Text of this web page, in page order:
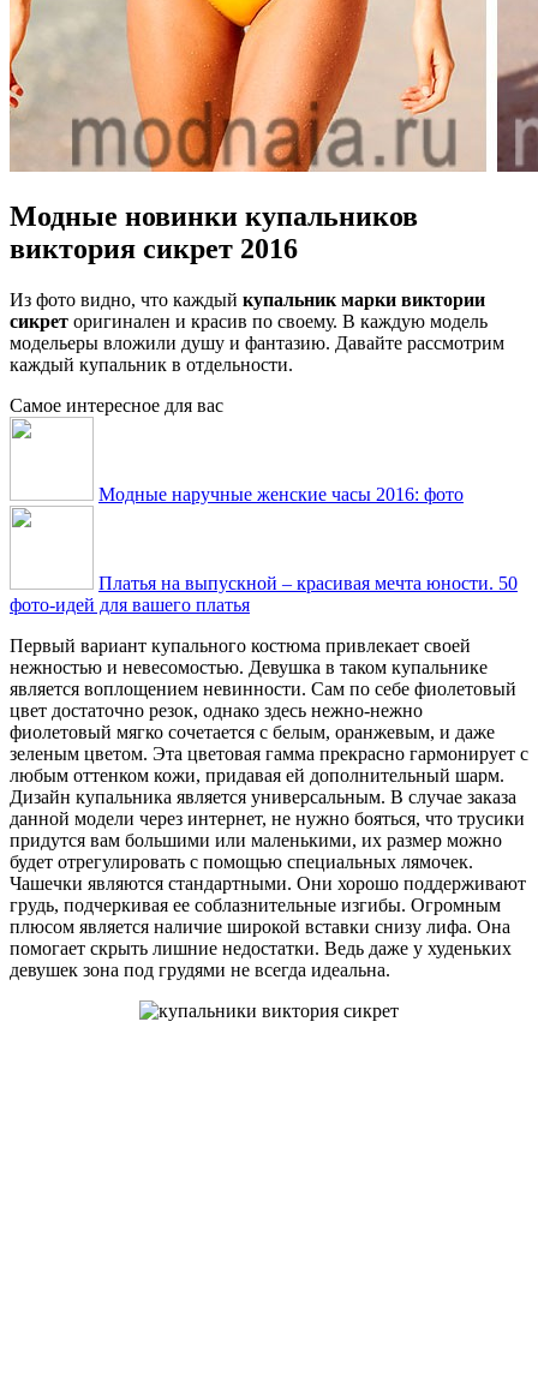
Модные новинки купальников
виктория сикрет 2016
Из фото видно, что каждый купальник марки виктории
сикрет оригинален и красив по своему. В каждую модель
модельеры вложили душу и фантазию. Давайте рассмотрим
каждый купальник в отдельности.
Самое интересное для вас
Модные наручные женские часы 2016: фото
Платья на выпускной – красивая мечта юности. 50
фото-идей для вашего платья
Первый вариант купального костюма привлекает своей
нежностью и невесомостью. Девушка в таком купальнике
является воплощением невинности. Сам по себе фиолетовый
цвет достаточно резок, однако здесь нежно-нежно
фиолетовый мягко сочетается с белым, оранжевым, и даже
зеленым цветом. Эта цветовая гамма прекрасно гармонирует с
любым оттенком кожи, придавая ей дополнительный шарм.
Дизайн купальника является универсальным. В случае заказа
данной модели через интернет, не нужно бояться, что трусики
придутся вам большими или маленькими, их размер можно
будет отрегулировать с помощью специальных лямочек.
Чашечки являются стандартными. Они хорошо поддерживают
грудь, подчеркивая ее соблазнительные изгибы. Огромным
плюсом является наличие широкой вставки снизу лифа. Она
помогает скрыть лишние недостатки. Ведь даже у худеньких
девушек зона под грудями не всегда идеальна.